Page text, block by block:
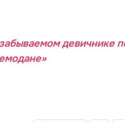
девичнике